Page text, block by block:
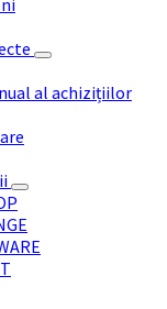
al achizițiilor